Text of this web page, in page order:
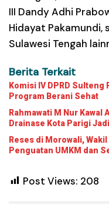
III Dandy Adhi
Hidayat Pakamundi,
Sulawesi Tengah
Berita Terkait
Komisi IV DPRD
Program Berani Sehat
Rahmawati M Nur Kawal
Drainase Kota Parigi
Reses di Morowali,
Penguatan UMKM dan
Post Views: 208